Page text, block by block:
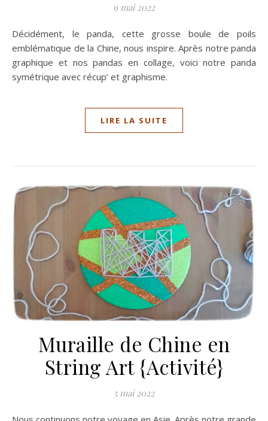
9 mai 2022
Décidément, le panda, cette grosse boule de poils
emblématique de la Chine, nous inspire. Après notre panda
graphique et nos pandas en collage, voici notre panda
symétrique avec récup’ et graphisme.
LIRE LA SUITE
Muraille de Chine en
String Art {Activité}
5 mai 2022